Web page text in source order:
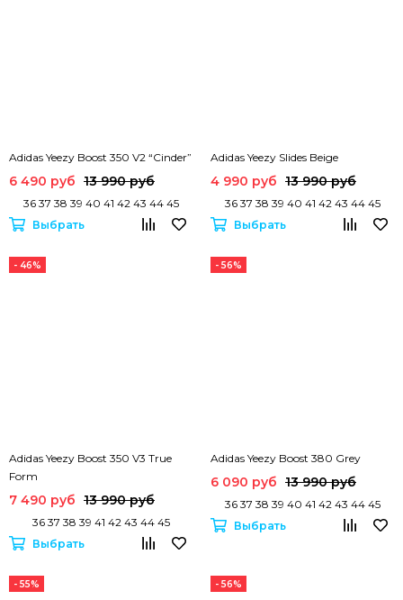
Adidas Yeezy Boost 350 V2 “Cinder”
6 490 руб 13 990 руб
36 37 38 39 40 41 42 43 44 45
Выбрать
Adidas Yeezy Slides Beige
4 990 руб 13 990 руб
36 37 38 39 40 41 42 43 44 45
Выбрать
- 46%
Adidas Yeezy Boost 350 V3 True
Form
7 490 руб 13 990 руб
36 37 38 39 41 42 43 44 45
Выбрать
- 56%
Adidas Yeezy Boost 380 Grey
6 090 руб 13 990 руб
36 37 38 39 40 41 42 43 44 45
Выбрать
- 55% - 56%